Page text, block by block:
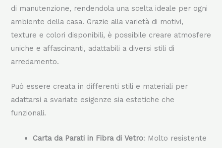
fibra di vetro che offrono resistenza, praticità e facilità
di manutenzione, rendendola una scelta ideale per ogni
ambiente della casa. Grazie alla varietà di motivi,
texture e colori disponibili, è possibile creare atmosfere
uniche e affascinanti, adattabili a diversi stili di
Può essere creata in differenti stili e materiali per
adattarsi a svariate esigenze sia estetiche che